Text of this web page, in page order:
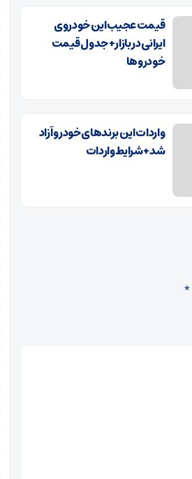
قیمت عجیب این خودروی
ایرانی در بازار+ جدول قیمت
خودرو‌‌ها
واردات این برند‌های خودرو آزاد
شد+ شرایط واردات
*